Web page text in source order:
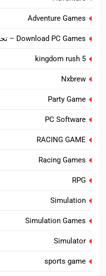
Adventure Games
Download PC Games – تحميل العاب الويندوز
kingdom rush 5
Nxbrew
Party Game
PC Software
RACING GAME
Racing Games
RPG
Simulation
Simulation Games
Simulator
sports game